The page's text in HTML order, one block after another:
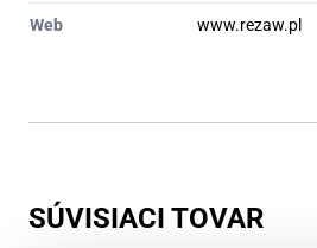
Web www.rezaw.pl
SÚVISIACI TOVAR